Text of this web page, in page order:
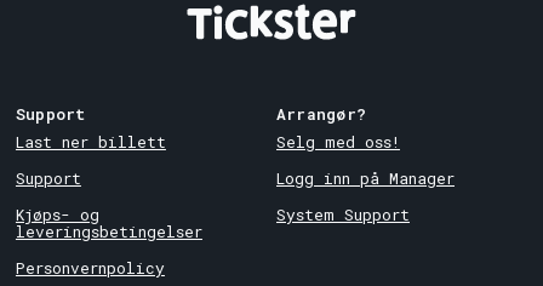
Om Tickster
Support
Last ner billett
Support
Kjøps- og
leveringsbetingelser
Personvernpolicy
Arrangør?
Selg med oss!
Logg inn på Manager
System Support